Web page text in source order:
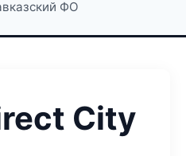
ФО
City